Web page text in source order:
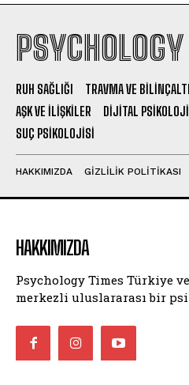
RUH SAĞLIĞI TRAVMA VE BILINÇALTI
AŞK VE İLIŞKILER
DIJITAL PSIKOLOJI
SUÇ PSIKOLOJISI
HAKKIMIZDA GIZLILIK POLITIKASI
HAKKIMIZDA
Psychology Times Türkiye
merkezli uluslararası bir